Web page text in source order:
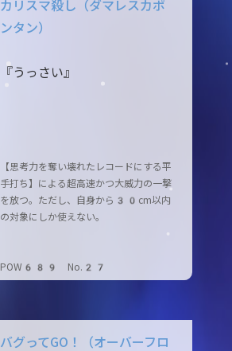
カリスマ殺し（ダマレスカポ
ンタン）
『うっさい』
【思考力を奪い壊れたレコードにする平
手打ち】による超高速かつ大威力の一撃
を放つ。ただし、自身から30cm以内
の対象にしか使えない。
POW689 No.27
バグってGO！（オーバーフロ